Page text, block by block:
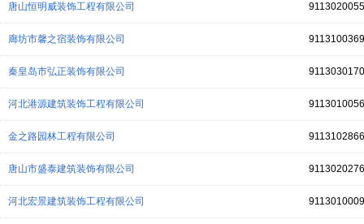
唐山恒明威装饰工程有限公司
廊坊市馨之宿装饰有限公司
秦皇岛市弘正装饰有限公司
河北港源建筑装饰工程有限公司
金之路园林工程有限公司
唐山市盛泰建筑装饰有限公司
河北宏景建筑装饰工程有限公司